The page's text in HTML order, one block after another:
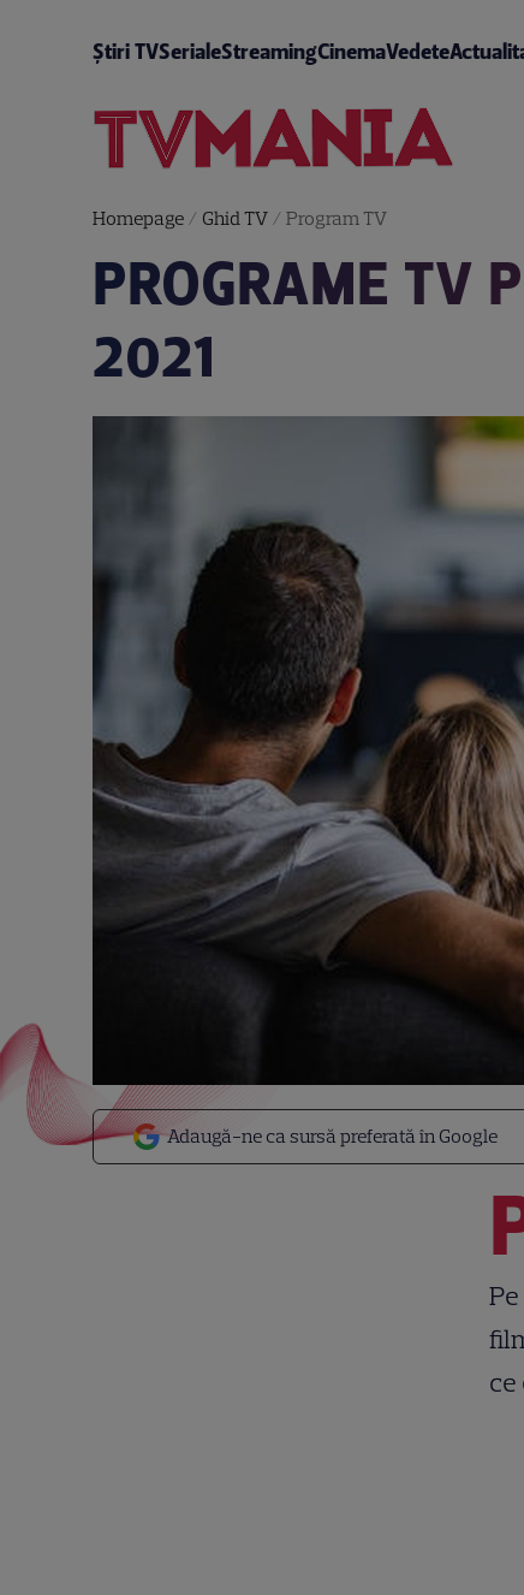
Știri TVSerialeStreamingCinemaVedete
Homepage/ Ghid TV/ Program TV
PROGRAME TV
2021
Adaugă-ne ca sursă preferată în Google
ce